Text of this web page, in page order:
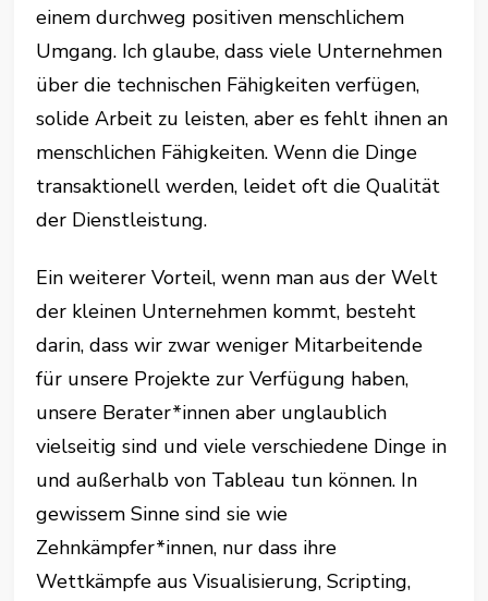
einem durchweg positiven menschlichem
Umgang. Ich glaube, dass viele Unternehmen
über die technischen Fähigkeiten verfügen,
solide Arbeit zu leisten, aber es fehlt ihnen an
menschlichen Fähigkeiten. Wenn die Dinge
transaktionell werden, leidet oft die Qualität
der Dienstleistung.
Ein weiterer Vorteil, wenn man aus der Welt
der kleinen Unternehmen kommt, besteht
darin, dass wir zwar weniger Mitarbeitende
für unsere Projekte zur Verfügung haben,
unsere Berater*innen aber unglaublich
vielseitig sind und viele verschiedene Dinge in
und außerhalb von Tableau tun können. In
gewissem Sinne sind sie wie
Zehnkämpfer*innen, nur dass ihre
Wettkämpfe aus Visualisierung, Scripting,